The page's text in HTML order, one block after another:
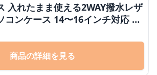
入れたまま使える2WAY撥水レザ
コンケース 14〜16インチ対応 通
ートワーク
商品の詳細を見る